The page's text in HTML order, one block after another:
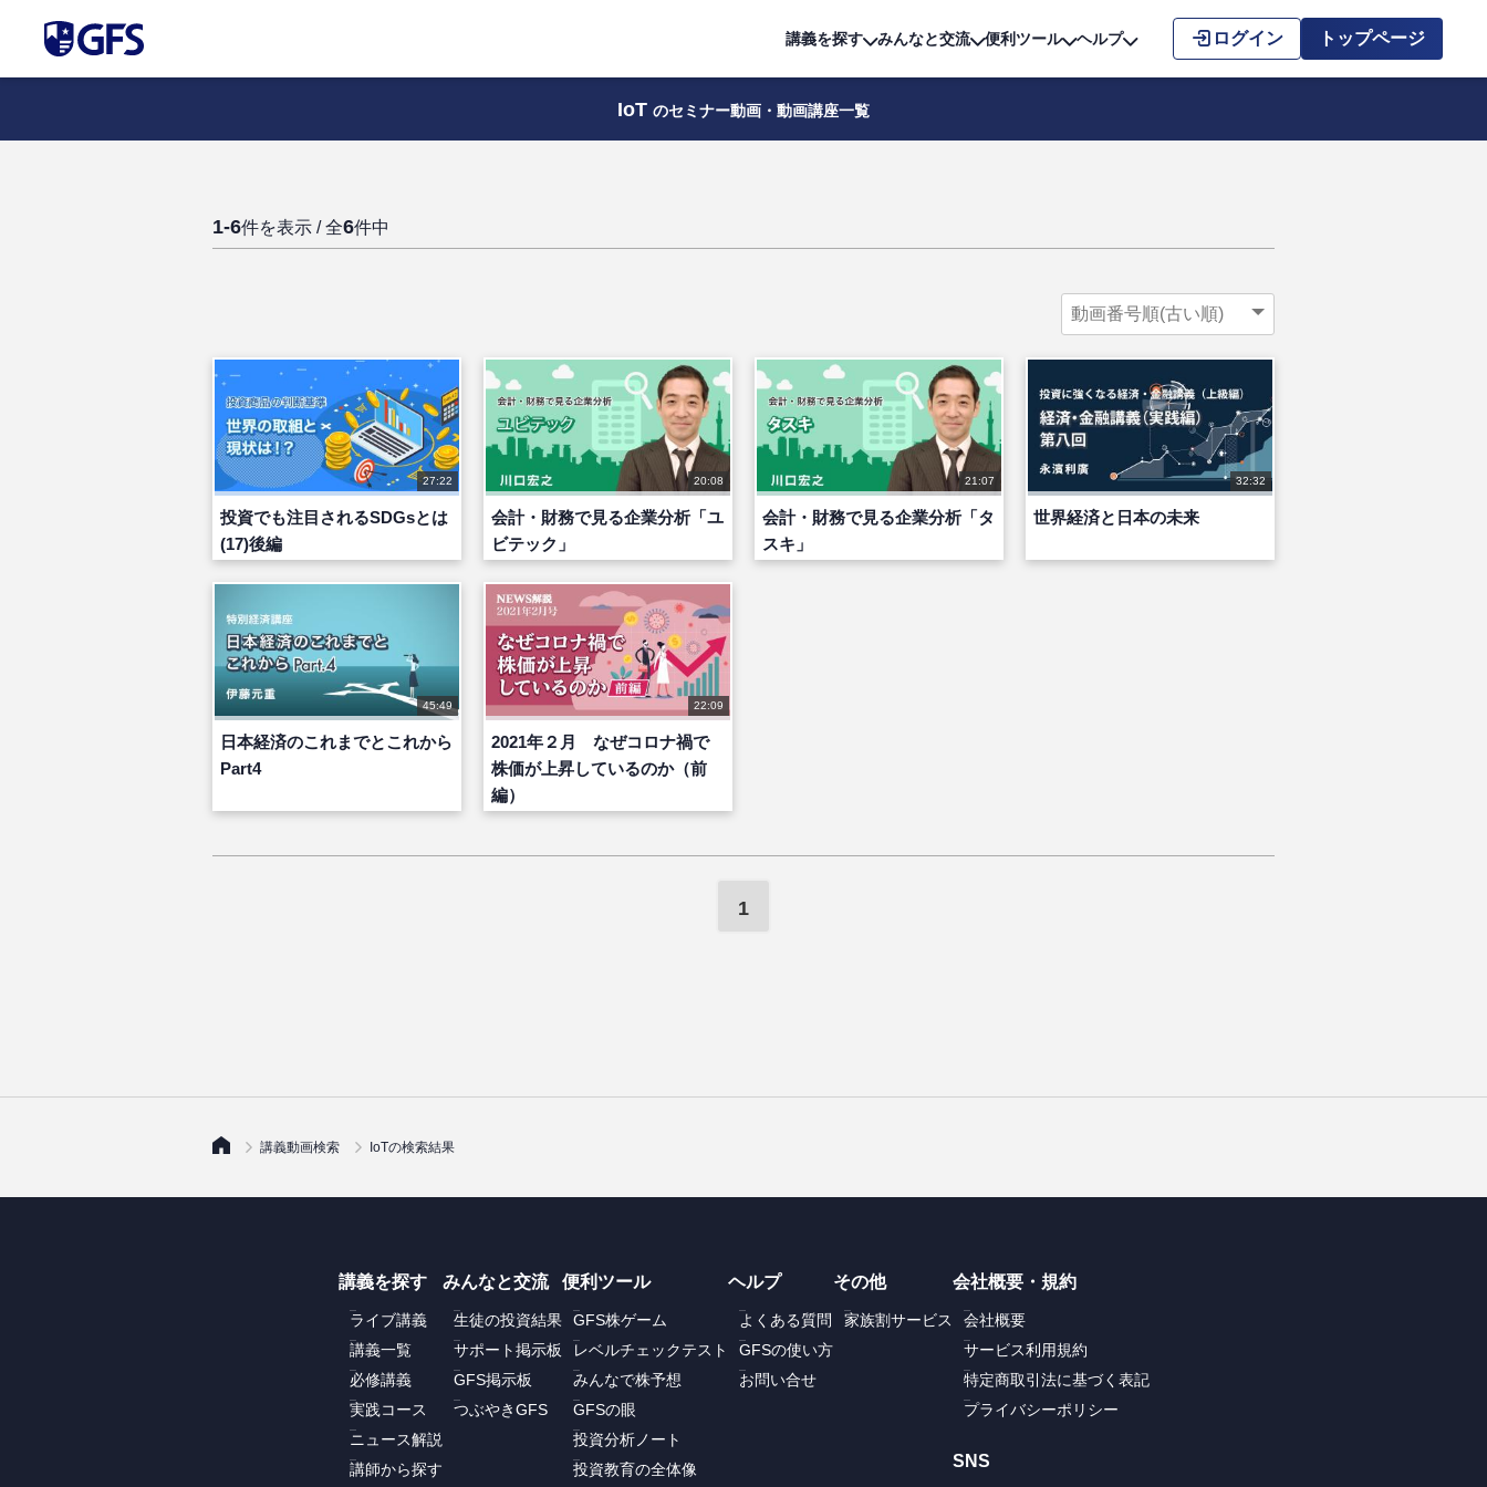
講義を探す みんなと交流 便利ツール ヘルプ ログイン トップページ
IoT のセミナー動画・動画講座一覧
1-6件を表示 / 全6件中
27:22
投資でも注目されるSDGsとは
(17)後編
20:08
会計・財務で見る企業分析「ユ
ビテック」
21:07
会計・財務で見る企業分析「タ
スキ」
32:32
世界経済と日本の未来
45:49
日本経済のこれまでとこれから
Part4
22:09
2021年２月 なぜコロナ禍で
株価が上昇しているのか（前
編）
1
講義動画検索 IoTの検索結果
講義を探す
ライブ講義
講義一覧
必修講義
実践コース
ニュース解説
講師から探す
みんなと交流
生徒の投資結果
サポート掲示板
GFS掲示板
つぶやきGFS
便利ツール
GFS株ゲーム
レベルチェックテスト
みんなで株予想
GFSの眼
投資分析ノート
投資教育の全体像
ヘルプ
よくある質問
GFSの使い方
お問い合せ
その他
家族割サービス
会社概要・規約
会社概要
サービス利用規約
特定商取引法に基づく表記
プライバシーポリシー
SNS